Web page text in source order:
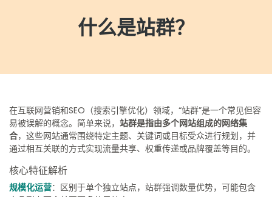
什么是站群？
在互联网营销和SEO（搜索引擎优化）领域，“站群”是一个常见但容
易被误解的概念。简单来说， 站群是指由多个网站组成的网络集
合，这些网站通常围绕特定主题、关键词或目标受众进行规划，并
通过相互关联的方式实现流量共享、权重传递或品牌覆盖等目的。
核心特征解析
规模化运营：区别于单个独立站点，站群强调数量优势，可能包含